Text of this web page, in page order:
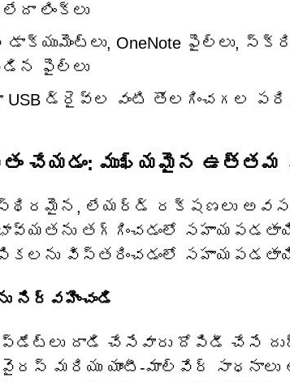
లింక్‌లు
డాక్యుమెంట్లు, OneNote ఫైల్‌లు,
ఫైల్‌లు
డ్రైవ్‌ల వంటి తొలగించగల
చేయడం: ముఖ్యమైన ఉత్తమ
లేయర్డ్ రక్షణలు
తగ్గించడంలో
విస్తరించడంలో
దాడి చేసేవారు దోపిడీ చేసే
మరియు యాంటీ-మాల్వేర్ సాధనాలు